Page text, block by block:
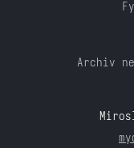
Archiv